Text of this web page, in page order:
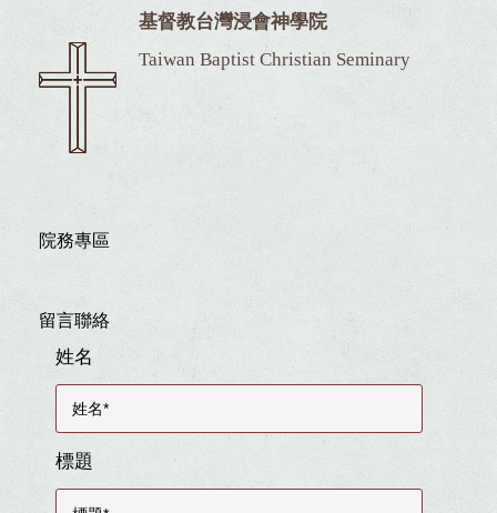
基督教台灣浸會神學院
Taiwan Baptist Christian Seminary
院務專區
留言聯絡
姓名
標題